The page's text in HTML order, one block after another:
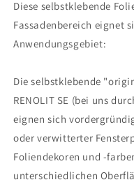
Diese selbstklebende
Fassadenbereich eignet
Anwendungsgebiet:
Die selbstklebende
RENOLIT SE (bei uns
eignen sich
oder verwitterter
Foliendekoren und -
unterschiedlichen